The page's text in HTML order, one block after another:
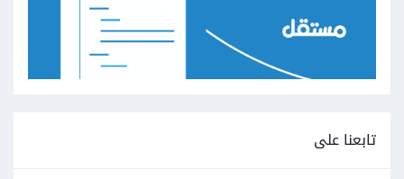
تابعنا على